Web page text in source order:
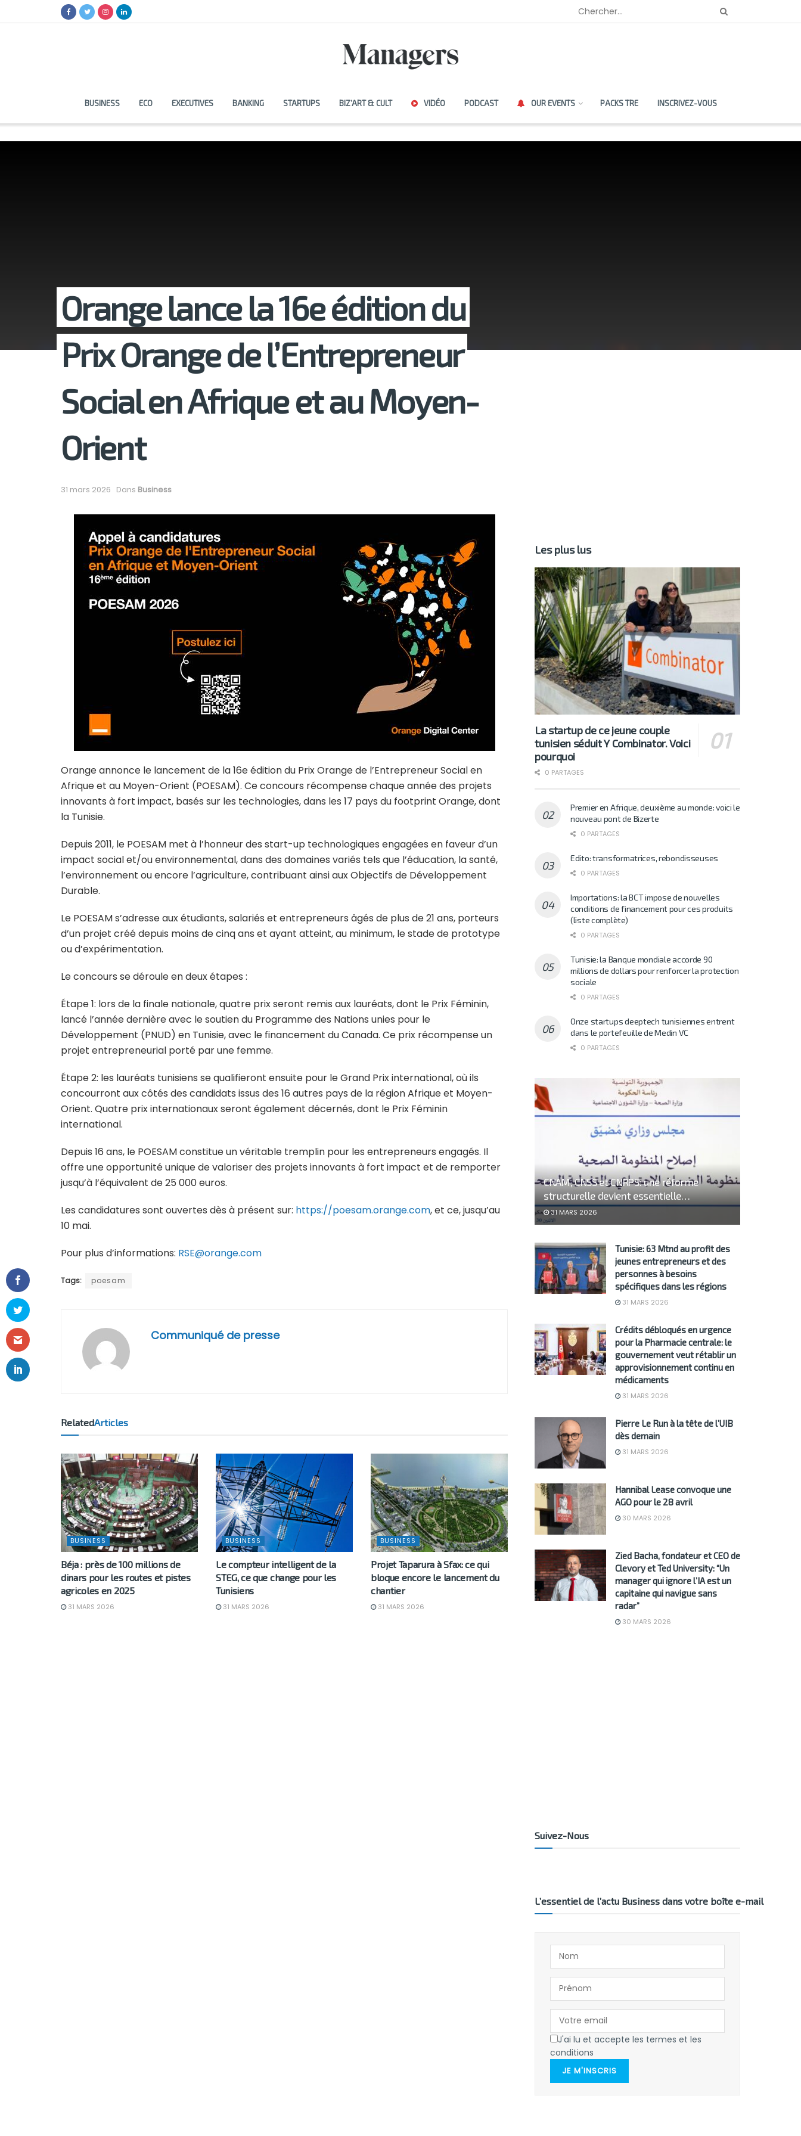
BUSINESS ECO EXECUTIVES BANKING STARTUPS BIZ’ART & CULT VIDÉO PODCAST OUR EVENTS PACKS TRE INSCRIVEZ-VOUS
Orange lance la 16e édition du
Prix Orange de l’Entrepreneur
Social en Afrique et au Moyen-
Orient
31 mars 2026 Dans Business
Orange annonce le lancement de la 16e édition du Prix Orange de l’Entrepreneur Social en
Afrique et au Moyen-Orient (POESAM). Ce concours récompense chaque année des projets
innovants à fort impact, basés sur les technologies, dans les 17 pays du footprint Orange, dont
la Tunisie.
Depuis 2011, le POESAM met à l’honneur des start-up technologiques engagées en faveur d’un
impact social et/ou environnemental, dans des domaines variés tels que l’éducation, la santé,
l’environnement ou encore l’agriculture, contribuant ainsi aux Objectifs de Développement
Durable.
Le POESAM s’adresse aux étudiants, salariés et entrepreneurs âgés de plus de 21 ans, porteurs
d’un projet créé depuis moins de cinq ans et ayant atteint, au minimum, le stade de prototype
ou d’expérimentation.
Le concours se déroule en deux étapes :
Étape 1: lors de la finale nationale, quatre prix seront remis aux lauréats, dont le Prix Féminin,
lancé l’année dernière avec le soutien du Programme des Nations unies pour le
Développement (PNUD) en Tunisie, avec le financement du Canada. Ce prix récompense un
projet entrepreneurial porté par une femme.
Étape 2: les lauréats tunisiens se qualifieront ensuite pour le Grand Prix international, où ils
concourront aux côtés des candidats issus des 16 autres pays de la région Afrique et Moyen-
Orient. Quatre prix internationaux seront également décernés, dont le Prix Féminin
international.
Depuis 16 ans, le POESAM constitue un véritable tremplin pour les entrepreneurs engagés. Il
offre une opportunité unique de valoriser des projets innovants à fort impact et de remporter
jusqu’à l’équivalent de 25 000 euros.
Les candidatures sont ouvertes dès à présent sur: https://poesam.orange.com, et ce, jusqu’au
10 mai.
Pour plus d’informations: RSE@orange.com
Tags: poesam
Communiqué de presse
RelatedArticles
BUSINESS
Béja : près de 100 millions de
dinars pour les routes et pistes
agricoles en 2025
31 MARS 2026
BUSINESS
Le compteur intelligent de la
STEG, ce que change pour les
Tunisiens
31 MARS 2026
BUSINESS
Projet Taparura à Sfax: ce qui
bloque encore le lancement du
chantier
31 MARS 2026
Les plus lus
La startup de ce jeune couple
tunisien séduit Y Combinator. Voici
pourquoi
0 PARTAGES
Premier en Afrique, deuxième au monde: voici le
nouveau pont de Bizerte
0 PARTAGES
Edito: transformatrices, rebondisseuses
0 PARTAGES
Importations: la BCT impose de nouvelles
conditions de financement pour ces produits
(liste complète)
0 PARTAGES
Tunisie: la Banque mondiale accorde 90
millions de dollars pour renforcer la protection
sociale
0 PARTAGES
Onze startups deeptech tunisiennes entrent
dans le portefeuille de Medin VC
0 PARTAGES
CNAM, CNSS et CNRPS: une réforme
structurelle devient essentielle…
31 MARS 2026
Tunisie: 63 Mtnd au profit des
jeunes entrepreneurs et des
personnes à besoins
spécifiques dans les régions
31 MARS 2026
Crédits débloqués en urgence
pour la Pharmacie centrale: le
gouvernement veut rétablir un
approvisionnement continu en
médicaments
31 MARS 2026
Pierre Le Run à la tête de l’UIB
dès demain
31 MARS 2026
Hannibal Lease convoque une
AGO pour le 28 avril
30 MARS 2026
Zied Bacha, fondateur et CEO de
Clevory et Ted University: “Un
manager qui ignore l’IA est un
capitaine qui navigue sans
radar”
30 MARS 2026
Suivez-Nous
L’essentiel de l’actu Business dans votre boîte e-mail
J'ai lu et accepte les termes et les
conditions
JE M'INSCRIS